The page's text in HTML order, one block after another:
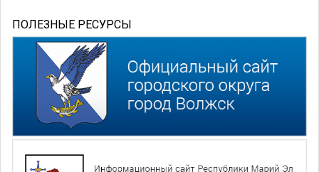
ПОЛЕЗНЫЕ РЕСУРСЫ